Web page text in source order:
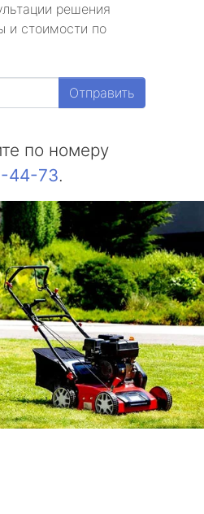
решения
и стоимости по
Отправить
по номеру
44-73.